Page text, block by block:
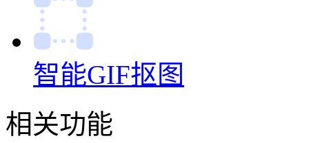
智能GIF抠图
相关功能